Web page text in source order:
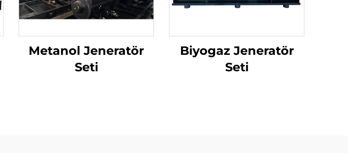
Metanol Jeneratör
Seti
Biyogaz Jeneratör
Seti